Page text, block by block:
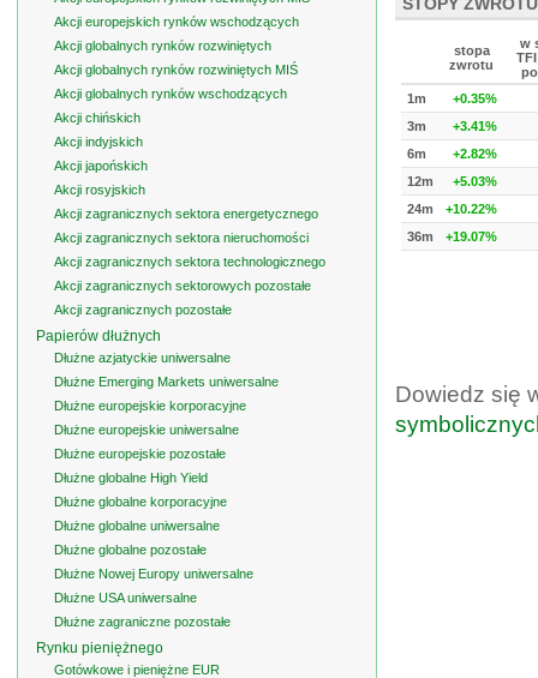
stopa
zwrotu
w
1m
+0.35%
3m
+3.41%
6m
+2.82%
12m
+5.03%
24m
+10.22%
36m
+19.07%
Dowiedz się
Akcji europejskich rynków wschodzących
Akcji globalnych rynków rozwiniętych
Akcji globalnych rynków rozwiniętych MIŚ
Akcji globalnych rynków wschodzących
Akcji chińskich
Akcji indyjskich
Akcji japońskich
Akcji rosyjskich
Akcji zagranicznych sektora energetycznego
Akcji zagranicznych sektora nieruchomości
Akcji zagranicznych sektora technologicznego
Akcji zagranicznych sektorowych pozostałe
Akcji zagranicznych pozostałe
Papierów dłużnych
Dłużne azjatyckie uniwersalne
Dłużne Emerging Markets uniwersalne
Dłużne europejskie korporacyjne
Dłużne europejskie uniwersalne
Dłużne europejskie pozostałe
Dłużne globalne High Yield
Dłużne globalne korporacyjne
Dłużne globalne uniwersalne
Dłużne globalne pozostałe
Dłużne Nowej Europy uniwersalne
Dłużne USA uniwersalne
Dłużne zagraniczne pozostałe
Rynku pieniężnego
Gotówkowe i pieniężne EUR